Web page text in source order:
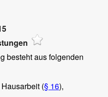
besteht aus folgenden
(§ 16),